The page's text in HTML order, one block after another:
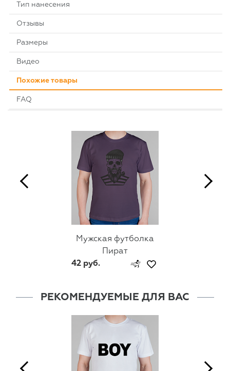
Тип нанесения
Отзывы
Размеры
Видео
Похожие товары
FAQ
Мужская футболка
Пират
42 руб.
РЕКОМЕНДУЕМЫЕ ДЛЯ ВАС